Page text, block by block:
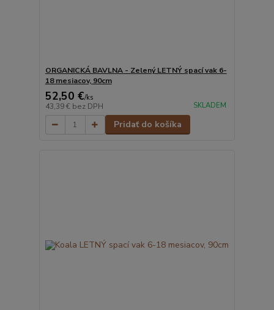
ORGANICKÁ BAVLNA - Zelený LETNÝ spací vak 6-
18 mesiacov, 90cm
52,50 €/ks
43,39 € bez DPH SKLADEM
Pridať do košíka